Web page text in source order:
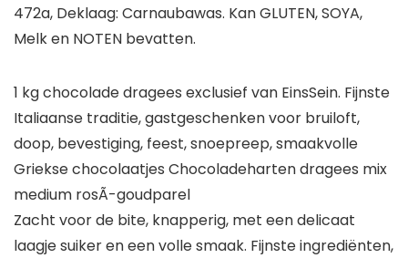
472a, Deklaag: Carnaubawas. Kan GLUTEN, SOYA,
Melk en NOTEN bevatten.
1 kg chocolade dragees exclusief van EinsSein. Fijnste
Italiaanse traditie, gastgeschenken voor bruiloft,
doop, bevestiging, feest, snoepreep, smaakvolle
Griekse chocolaatjes Chocoladeharten dragees mix
medium rosÃ-goudparel
Zacht voor de bite, knapperig, met een delicaat
laagje suiker en een volle smaak. Fijnste ingrediënten,